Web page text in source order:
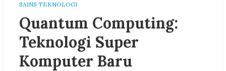
SAINS TEKNOLOGI
Quantum Computing:
Teknologi Super
Komputer Baru